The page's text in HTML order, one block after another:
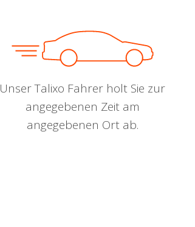
Unser Talixo Fahrer holt Sie zur
angegebenen Zeit am
angegebenen Ort ab.